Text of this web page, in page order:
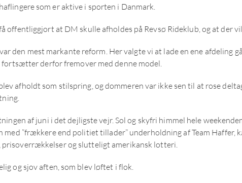
som er aktive i sporten i Danmark.
offentliggjort at DM skulle afholdes på Revsø Rideklub, og at der
den mest markante reform. Her valgte vi at lade en ene afdeling
derfor fremover med denne model.
afholdt som stilspring, og dommeren var ikke sen til at rose
af juni i det dejligste vejr. Sol og skyfri himmel hele
med ”frækkere end politiet tillader” underholdning af Team
prisoverrækkelser og slutteligt amerikansk lotteri.
og sjov aften, som blev løftet i flok.